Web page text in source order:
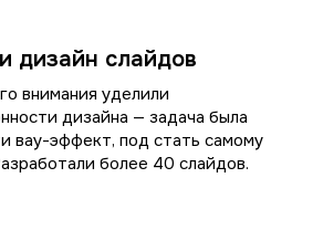
дизайн слайдов
внимания уделили
дизайна — задача была
вау-эффект, под стать самому
более 40 слайдов.
структуру
в течение 2-х